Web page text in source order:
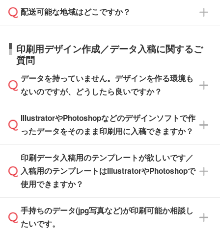
タッフまでお問い合わせください。
ル」に注文予定日をご入力いただくと、おおよ
その締切日や出荷目安をご確認いただけます。
品が決まりましたらお早めのご発注をお願いい
たします。
※土日祝日を除く営業日換算です。
※沖縄・離島は追加日数がかかります。
応が可能かご案内いたします。
す。>>対象商品はこちら
※最短出荷日は商品によって異なります。各商
品ページにてご確認ください
はできかねますので予めご了承ください。
商品によって異なります。各ページにある商品
す。(白箱、化粧箱、ブリスターパックなど)
【袋入り】 商品がひとつずつ袋に入っていま
す。(透明袋、デザイン袋など)
【個包装なし】 個包装がされていない状態で
※化粧箱から白箱への入れ替えや、オリジナル
箱の作成は原則承っておりません。
配送可能な地域はどこですか？
日本全国へお届けが可能です。なお、海外への
直接納品は行っておりませんので予めご了承く
ださい。
印刷用デザイン作成／データ入稿に関するご
質問
データを持っていません。デザインを作る環境も
ないのですが、どうしたら良いですか？
無料の「デザインシミュレーター」を使えば、
PCやスマホから簡単にデザインを作成できま
ザインソフトがなくても安心です。
また、「データ作成サービス
せいただければ、弊社にて無料でデザインデー
タを1点作成いたします。
IllustratorやPhotoshopなどのデザインソフトで作
ったデータをそのまま印刷用に入稿できますか？
IllustratorやPhotoshop、CLIP STUDIOなどのデ
ザインソフトでこだわりのデザインを作成した
い方は、完全データ入稿
積・ご注文フォームにアップロードしてご入稿
ください。
印刷データ入稿用のテンプレートが欲しいです／
入稿用のテンプレートはIllustratorやPhotoshopで
使用できますか？
一部商品は入稿用テンプレートのご用意があり
ます。各商品ページの『印刷方法・テンプレー
手持ちのデータ(jpg写真など)が印刷可能か相談し
たいです。